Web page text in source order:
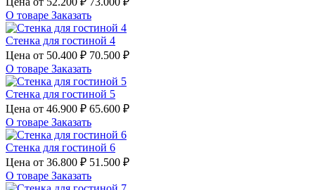
О товаре Заказать
Стенка для гостиной 4
Цена от 50.400 ₽ 70.500 ₽
О товаре Заказать
Стенка для гостиной 5
Цена от 46.900 ₽ 65.600 ₽
О товаре Заказать
Стенка для гостиной 6
Цена от 36.800 ₽ 51.500 ₽
О товаре Заказать